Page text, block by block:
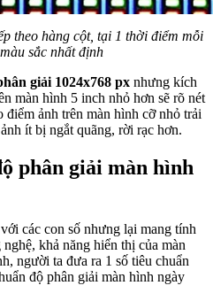
theo hàng cột, tại 1 thời điểm mỗi
sắc nhất định
giải 1024x768 px nhưng kích
màn hình 5 inch nhỏ hơn sẽ rõ nét
ảnh trên màn hình cỡ nhỏ trải
ít bị ngắt quãng, rời rạc hơn.
phân giải màn hình
các con số nhưng lại mang tính
khả năng hiển thị của màn
người ta đưa ra 1 số tiêu chuẩn
độ phân giải màn hình ngày